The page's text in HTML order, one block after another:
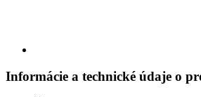
Informácie a technické údaje o